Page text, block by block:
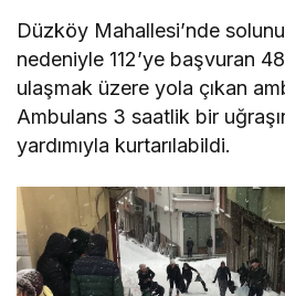
Düzköy Mahallesi’nde
nedeniyle 112’ye başvuran 48
ulaşmak üzere yola çıkan
Ambulans 3 saatlik bir
yardımıyla kurtarılabildi.